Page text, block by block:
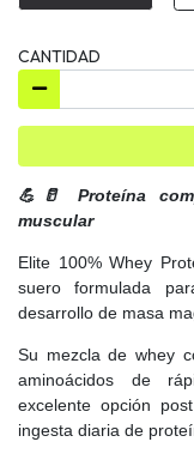
CANTIDAD
💪🥛 Proteína
muscular
Elite 100% Whey
suero formulada
desarrollo de masa
Su mezcla de whey
aminoácidos de
excelente opción
ingesta diaria de